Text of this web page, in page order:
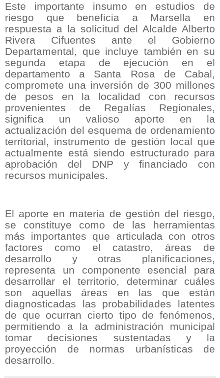
Este importante insumo en estudios de
riesgo que beneficia a Marsella en
respuesta a la solicitud del Alcalde Alberto
Rivera Cifuentes ante el Gobierno
Departamental, que incluye también en su
segunda etapa de ejecución en el
departamento a Santa Rosa de Cabal,
compromete una inversión de 300 millones
de pesos en la localidad con recursos
provenientes de Regalías Regionales,
significa un valioso aporte en la
actualización del esquema de ordenamiento
territorial, instrumento de gestión local que
actualmente está siendo estructurado para
aprobación del DNP y financiado con
recursos municipales.
El aporte en materia de gestión del riesgo,
se constituye como de las herramientas
más importantes que articulada con otros
factores como el catastro, áreas de
desarrollo y otras planificaciones,
representa un componente esencial para
desarrollar el territorio, determinar cuáles
son aquellas áreas en las que están
diagnosticadas las probabilidades latentes
de que ocurran cierto tipo de fenómenos,
permitiendo a la administración municipal
tomar decisiones sustentadas y la
proyección de normas urbanísticas de
desarrollo.